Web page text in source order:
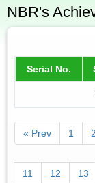
NBR's
Serial No.
« Prev 1 2
11 12 13